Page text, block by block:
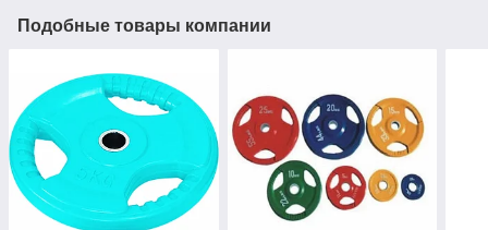
Подобные товары компании